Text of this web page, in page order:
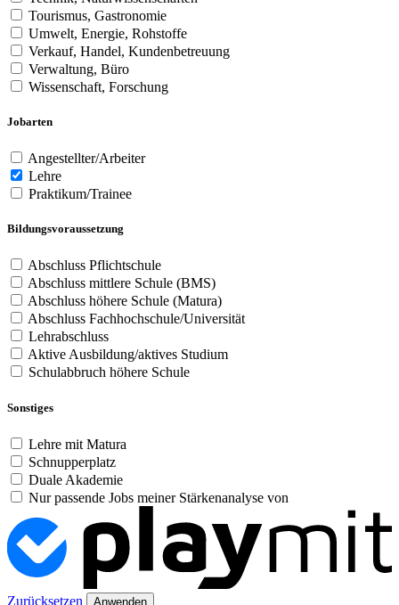
Tourismus, Gastronomie
Umwelt, Energie, Rohstoffe
Verkauf, Handel, Kundenbetreuung
Verwaltung, Büro
Wissenschaft, Forschung
Jobarten
Angestellter/Arbeiter
Lehre
Praktikum/Trainee
Bildungsvoraussetzung
Abschluss Pflichtschule
Abschluss mittlere Schule (BMS)
Abschluss höhere Schule (Matura)
Abschluss Fachhochschule/Universität
Lehrabschluss
Aktive Ausbildung/aktives Studium
Schulabbruch höhere Schule
Sonstiges
Lehre mit Matura
Schnupperplatz
Duale Akademie
Nur passende Jobs meiner Stärkenanalyse von
Zurücksetzen Anwenden